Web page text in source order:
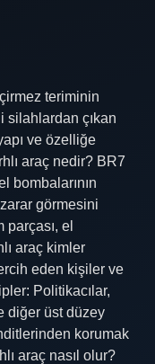
teriminin
silahlardan çıkan
ve özelliğe
araç nedir? BR7
bombalarının
zarar görmesini
el
araç kimler
eden kişiler ve
Politikacılar,
diğer üst düzey
korumak
araç nasıl olur?